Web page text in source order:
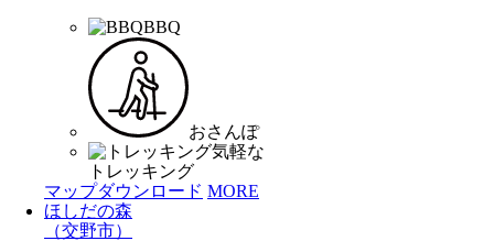
BBQ
おさんぽ
気軽な
トレッキング
マップダウンロード MORE
ほしだの森
（交野市）